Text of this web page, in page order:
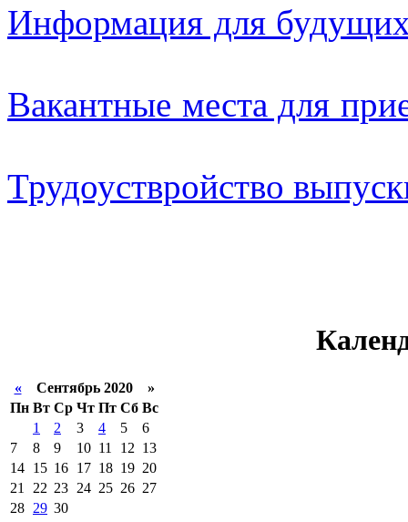
Информация для будущих
Вакантные места для
Трудоуствройство
«Сентябрь 2020 »
Пн Вт Ср Чт Пт Сб Вс
1
2 3 4 5
6
7
8 9 10 11 12 13
14 15 16 17 18 19 20
21
22 23 24 25 26 27
28 29 30